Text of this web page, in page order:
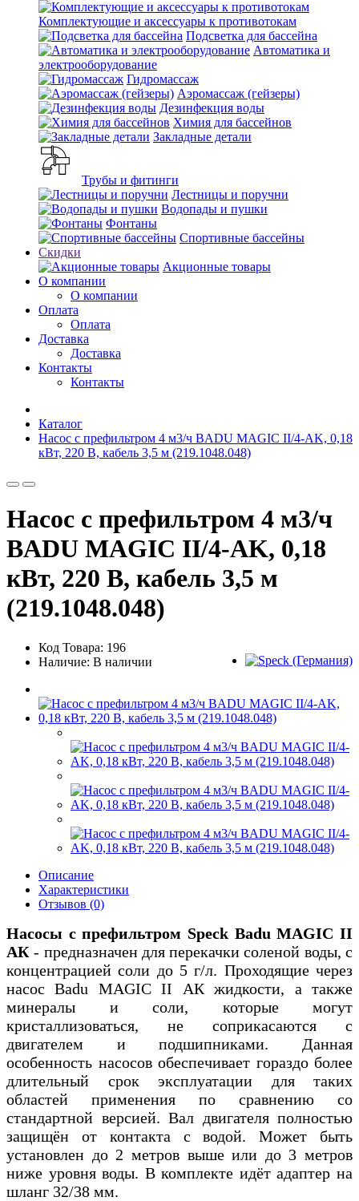
Комплектующие и аксессуары к противотокам
Подсветка для бассейна
Автоматика и
электрооборудование
Гидромассаж
Аэромассаж (гейзеры)
Дезинфекция воды
Химия для бассейнов
Закладные детали
Трубы и фитинги
Лестницы и поручни
Водопады и пушки
Фонтаны
Спортивные бассейны
Скидки
Акционные товары
О компании
О компании
Оплата
Оплата
Доставка
Доставка
Контакты
Контакты
Каталог
Насос с префильтром 4 м3/ч BADU MAGIC II/4-AK, 0,18
кВт, 220 В, кабель 3,5 м (219.1048.048)
Насос с префильтром 4 м3/ч
BADU MAGIC II/4-AK, 0,18
кВт, 220 В, кабель 3,5 м
(219.1048.048)
Код Товара: 196
Наличие: В наличии
Описание
Характеристики
Отзывов (0)
Насосы с префильтром Speck Badu MAGIC II
АК - предназначен для перекачки соленой воды, с
концентрацией соли до 5 г/л. Проходящие через
насос Badu MAGIC II АК жидкости, а также
минералы и соли, которые могут
кристаллизоваться, не соприкасаются с
двигателем и подшипниками. Данная
особенность насосов обеспечивает гораздо более
длительный срок эксплуатации для таких
областей применения по сравнению со
стандартной версией. Вал двигателя полностью
защищён от контакта с водой. Может быть
установлен до 2 метров выше или до 3 метров
ниже уровня воды. В комплекте идёт адаптер на
шланг 32/38 мм.